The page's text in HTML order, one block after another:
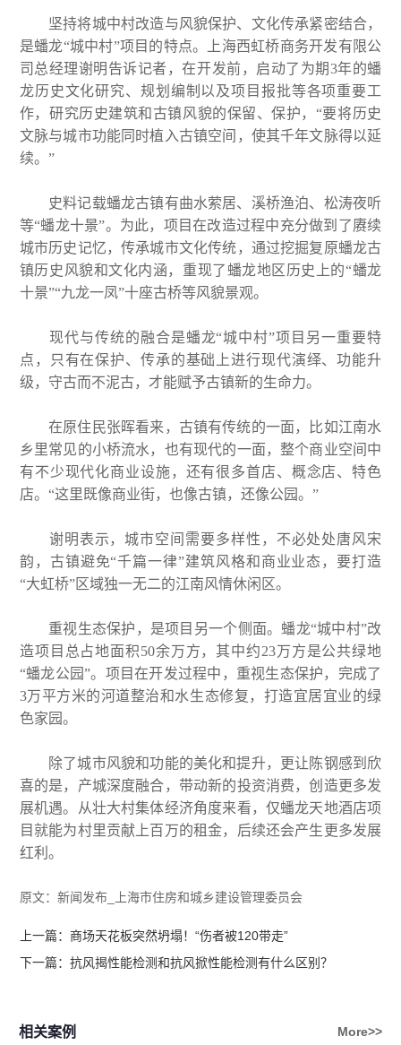
坚持将城中村改造与风貌保护、文化传承紧密结合，
是蟠龙“城中村”项目的特点。上海西虹桥商务开发有限公
司总经理谢明告诉记者，在开发前，启动了为期3年的蟠
龙历史文化研究、规划编制以及项目报批等各项重要工
作，研究历史建筑和古镇风貌的保留、保护，“要将历史
文脉与城市功能同时植入古镇空间，使其千年文脉得以延
续。”
史料记载蟠龙古镇有曲水萦居、溪桥渔泊、松涛夜听
等“蟠龙十景”。为此，项目在改造过程中充分做到了赓续
城市历史记忆，传承城市文化传统，通过挖掘复原蟠龙古
镇历史风貌和文化内涵，重现了蟠龙地区历史上的“蟠龙
十景”“九龙一凤”十座古桥等风貌景观。
现代与传统的融合是蟠龙“城中村”项目另一重要特
点，只有在保护、传承的基础上进行现代演绎、功能升
级，守古而不泥古，才能赋予古镇新的生命力。
在原住民张晖看来，古镇有传统的一面，比如江南水
乡里常见的小桥流水，也有现代的一面，整个商业空间中
有不少现代化商业设施，还有很多首店、概念店、特色
店。“这里既像商业街，也像古镇，还像公园。”
谢明表示，城市空间需要多样性，不必处处唐风宋
韵，古镇避免“千篇一律”建筑风格和商业业态，要打造
“大虹桥”区域独一无二的江南风情休闲区。
重视生态保护，是项目另一个侧面。蟠龙“城中村”改
造项目总占地面积50余万方，其中约23万方是公共绿地
“蟠龙公园”。项目在开发过程中，重视生态保护，完成了
3万平方米的河道整治和水生态修复，打造宜居宜业的绿
色家园。
除了城市风貌和功能的美化和提升，更让陈钢感到欣
喜的是，产城深度融合，带动新的投资消费，创造更多发
展机遇。从壮大村集体经济角度来看，仅蟠龙天地酒店项
目就能为村里贡献上百万的租金，后续还会产生更多发展
红利。
原文： 新闻发布_上海市住房和城乡建设管理委员会
上一篇： 商场天花板突然坍塌！“伤者被120带走”
下一篇： 抗风揭性能检测和抗风掀性能检测有什么区别？
相关案例 More>>